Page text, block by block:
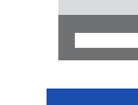
Suchen